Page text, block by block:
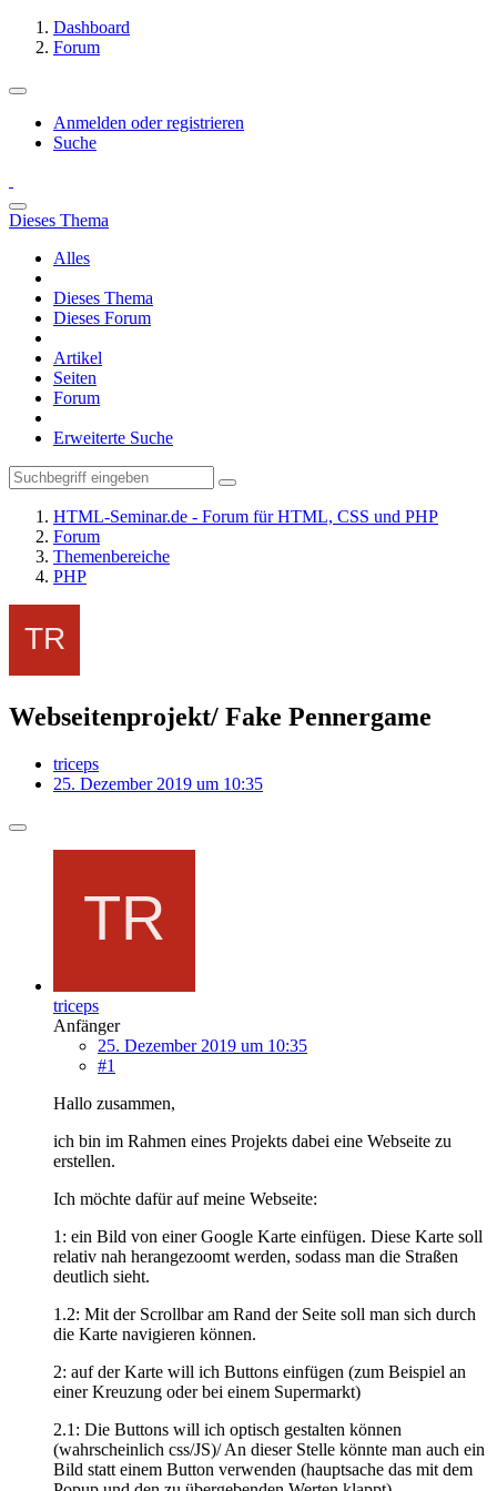
Dashboard
Forum
Anmelden oder registrieren
Suche
Dieses Thema
Alles
Dieses Thema
Dieses Forum
Artikel
Seiten
Forum
Erweiterte Suche
HTML-Seminar.de - Forum für HTML, CSS und PHP
Forum
Themenbereiche
PHP
Webseitenprojekt/ Fake Pennergame
triceps
25. Dezember 2019 um 10:35
triceps
Anfänger
25. Dezember 2019 um 10:35
#1
Hallo zusammen,
ich bin im Rahmen eines Projekts dabei eine Webseite zu
erstellen.
Ich möchte dafür auf meine Webseite:
1: ein Bild von einer Google Karte einfügen. Diese Karte soll
relativ nah herangezoomt werden, sodass man die Straßen
deutlich sieht.
1.2: Mit der Scrollbar am Rand der Seite soll man sich durch
die Karte navigieren können.
2: auf der Karte will ich Buttons einfügen (zum Beispiel an
einer Kreuzung oder bei einem Supermarkt)
2.1: Die Buttons will ich optisch gestalten können
(wahrscheinlich css/JS)/ An dieser Stelle könnte man auch ein
Bild statt einem Button verwenden (hauptsache das mit dem